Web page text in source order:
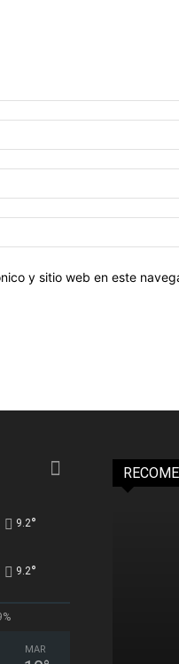
y sitio web en este
9.2°
9.2°
MAR